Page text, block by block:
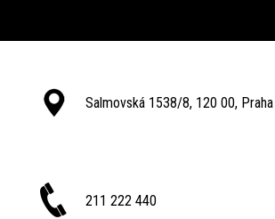
Salmovská 1538/8, 120 00,
211 222 440